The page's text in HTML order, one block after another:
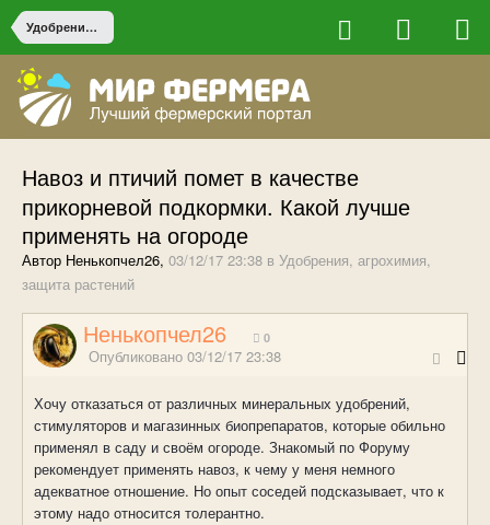
Удобрения, агрохимия, защита растений
Навоз и птичий помет в качестве
прикорневой подкормки. Какой лучше
применять на огороде
Автор Ненькопчел26, 03/12/17 23:38 в Удобрения, агрохимия,
защита растений
Ненькопчел26 0
Опубликовано 03/12/17 23:38
Хочу отказаться от различных минеральных удобрений,
стимуляторов и магазинных биопрепаратов, которые обильно
применял в саду и своём огороде. Знакомый по Форуму
рекомендует применять навоз, к чему у меня немного
адекватное отношение. Но опыт соседей подсказывает, что к
этому надо относится толерантно.